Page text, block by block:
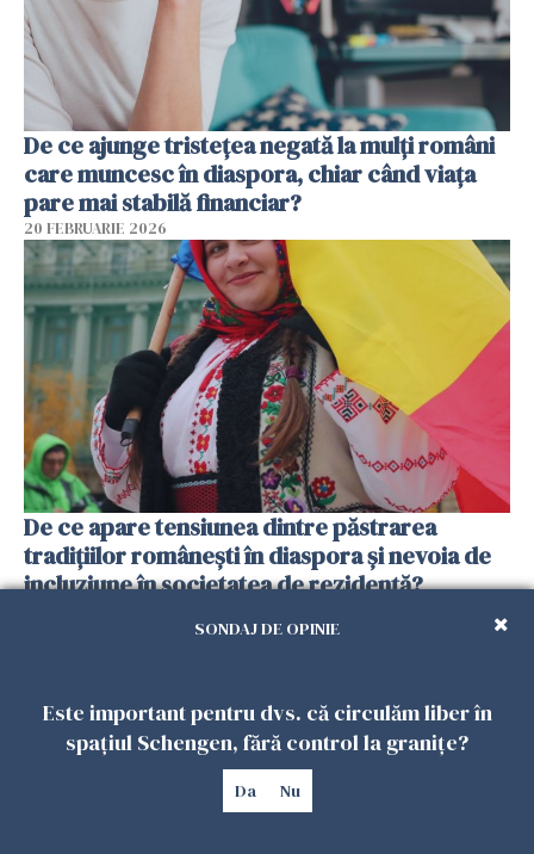
De ce ajunge tristețea negată la mulți români
care muncesc în diaspora, chiar când viața
pare mai stabilă financiar?
20 FEBRUARIE 2026
De ce apare tensiunea dintre păstrarea
tradițiilor românești în diaspora și nevoia de
incluziune în societatea de rezidență?
SONDAJ DE OPINIE
Este important pentru dvs. că circulăm liber în
spațiul Schengen, fără control la granițe?
Da Nu